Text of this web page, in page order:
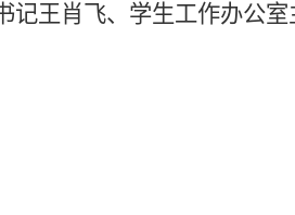
记王肖飞、学生工作办公